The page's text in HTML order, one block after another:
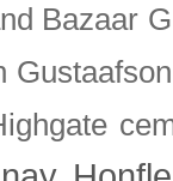
Bazaar
Gustaafson